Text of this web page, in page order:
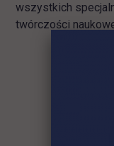
wszystkich
twórczości